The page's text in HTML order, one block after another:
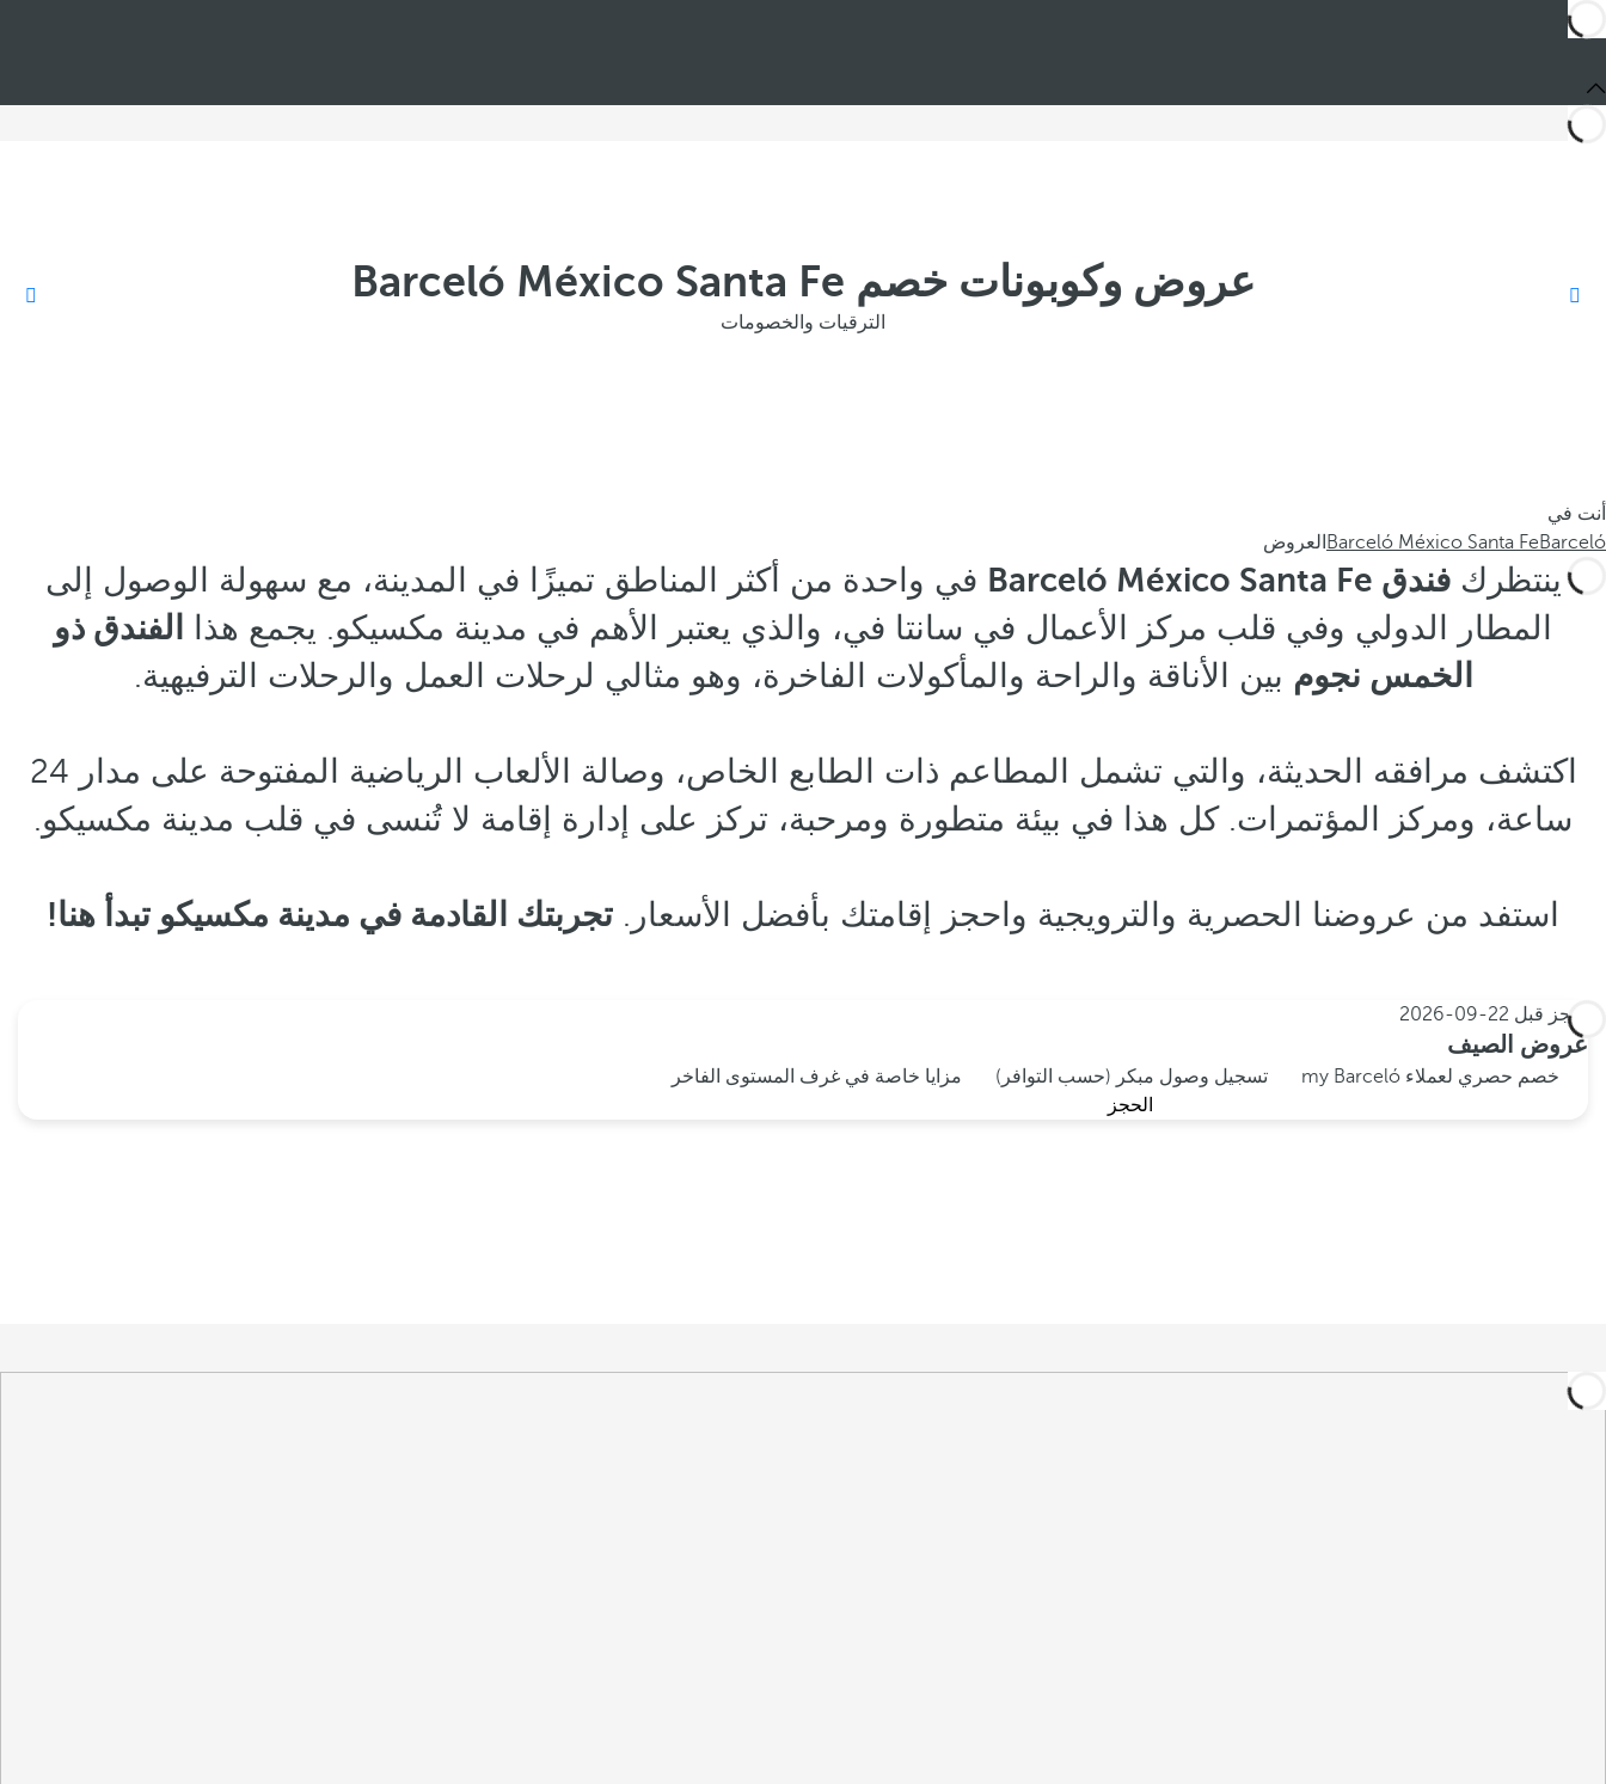
عروض وكوبونات خصم Barceló México Santa Fe
الترقيات والخصومات
أنت في
Barceló
Barceló México Santa Fe العروض
ينتظركفندق Barceló México Santa Fe
في واحدة من أكثر المناطق تميزًا في المدينة، مع سهولة الوصول إلى
المطار الدولي وفي قلب مركز الأعمال في سانتا في، والذي يعتبر الأهم في مدينة مكسيكو. يجمع هذا
الفندق ذو
الخمس نجوم بين الأناقة والراحة والمأكولات الفاخرة، وهو مثالي لرحلات العمل والرحلات الترفيهية.
اكتشف مرافقه الحديثة، والتي تشمل المطاعم ذات الطابع الخاص، وصالة الألعاب الرياضية المفتوحة على مدار 24
ساعة، ومركز المؤتمرات. كل هذا في بيئة متطورة ومرحبة، تركز على إدارة إقامة لا تُنسى في قلب مدينة مكسيكو.
استفد من عروضنا الحصرية والترويجية واحجز إقامتك بأفضل الأسعار. تجربتك القادمة في مدينة مكسيكو تبدأ هنا!
احجز قبل 22-09-2026
عروض الصيف
خصم حصري لعملاء my Barceló تسجيل وصول مبكر (حسب التوافر)
مزايا خاصة في غرف المستوى الفاخر
الحجز